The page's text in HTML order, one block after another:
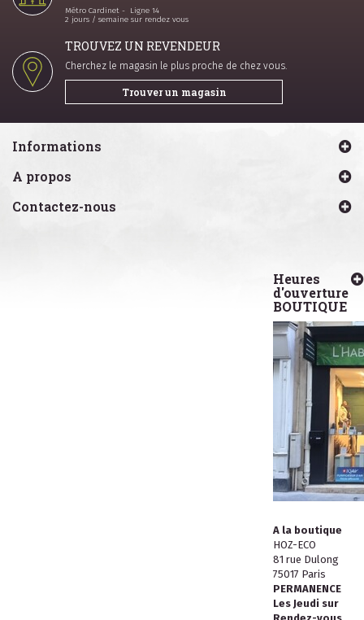
Métro Cardinet - Ligne 14
2 jours / semaine sur rendez vous
TROUVEZ UN REVENDEUR
Cherchez le magasin le plus proche de chez vous.
Trouver un magasin
Informations
A propos
Contactez-nous
Heures
d'ouverture
BOUTIQUE
A la boutique
HOZ-ECO
81 rue Dulong
75017 Paris
PERMANENCE
Les Jeudi sur